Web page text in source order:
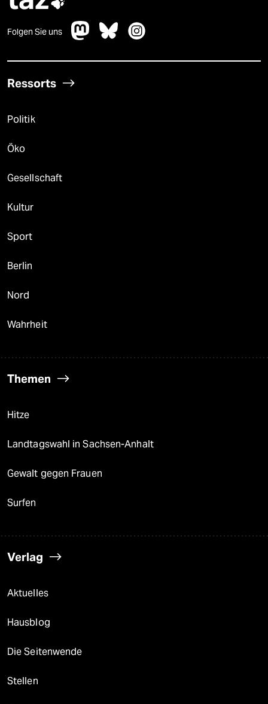
Folgen Sie uns
Ressorts
Politik
Öko
Gesellschaft
Kultur
Sport
Berlin
Nord
Wahrheit
Themen
Hitze
Landtagswahl in Sachsen-Anhalt
Gewalt gegen Frauen
Surfen
Verlag
Aktuelles
Hausblog
Die Seitenwende
Stellen